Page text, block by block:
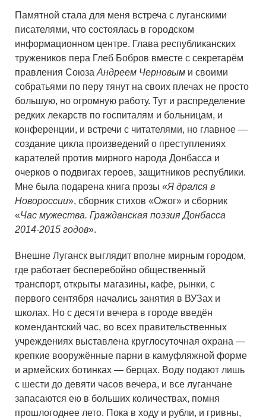
Памятной стала для меня встреча с луганскими
писателями, что состоялась в городском
информационном центре. Глава республиканских
тружеников пера Глеб Бобров вместе с секретарём
правления Союза Андреем Черновым и своими
собратьями по перу тянут на своих плечах не просто
большую, но огромную работу. Тут и распределение
редких лекарств по госпиталям и больницам, и
конференции, и встречи с читателями, но главное —
создание цикла произведений о преступлениях
карателей против мирного народа Донбасса и
очерков о подвигах героев, защитников республики.
Мне была подарена книга прозы «Я дрался в
Новороссии», сборник стихов «Ожог» и сборник
«Час мужества. Гражданская поэзия Донбасса
2014-2015 годов».
Внешне Луганск выглядит вполне мирным городом,
где работает бесперебойно общественный
транспорт, открыты магазины, кафе, рынки, с
первого сентября начались занятия в ВУЗах и
школах. Но с десяти вечера в городе введён
комендантский час, во всех правительственных
учреждениях выставлена круглосуточная охрана —
крепкие вооружённые парни в камуфляжной форме
и армейских ботинках — берцах. Воду подают лишь
с шести до девяти часов вечера, и все луганчане
запасаются ею в больших количествах, помня
прошлогоднее лето. Пока в ходу и рубли, и гривны,